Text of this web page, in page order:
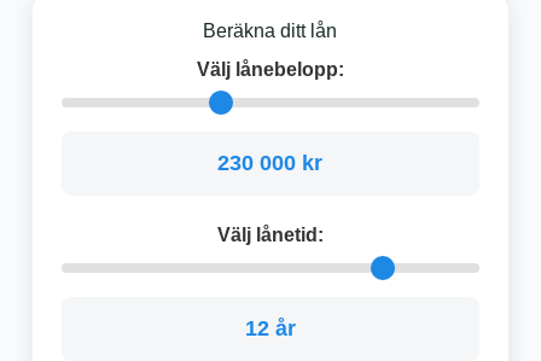
Beräkna ditt lån
Välj lånebelopp:
230 000 kr
Välj lånetid:
12 år